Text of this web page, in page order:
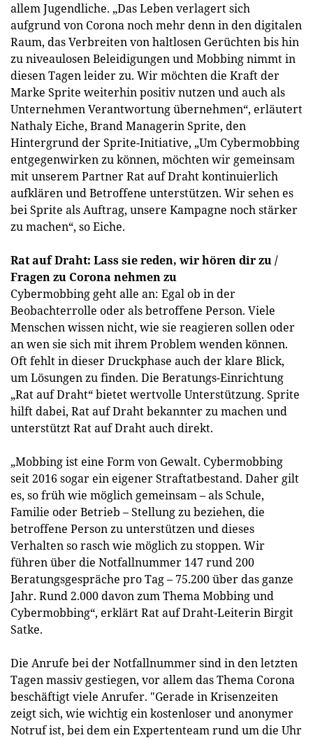
allem Jugendliche. „Das Leben verlagert sich
aufgrund von Corona noch mehr denn in den digitalen
Raum, das Verbreiten von haltlosen Gerüchten bis hin
zu niveaulosen Beleidigungen und Mobbing nimmt in
diesen Tagen leider zu. Wir möchten die Kraft der
Marke Sprite weiterhin positiv nutzen und auch als
Unternehmen Verantwortung übernehmen“, erläutert
Nathaly Eiche, Brand Managerin Sprite, den
Hintergrund der Sprite-Initiative, „Um Cybermobbing
entgegenwirken zu können, möchten wir gemeinsam
mit unserem Partner Rat auf Draht kontinuierlich
aufklären und Betroffene unterstützen. Wir sehen es
bei Sprite als Auftrag, unsere Kampagne noch stärker
zu machen“, so Eiche.
Rat auf Draht: Lass sie reden, wir hören dir zu /
Fragen zu Corona nehmen zu
Cybermobbing geht alle an: Egal ob in der
Beobachterrolle oder als betroffene Person. Viele
Menschen wissen nicht, wie sie reagieren sollen oder
an wen sie sich mit ihrem Problem wenden können.
Oft fehlt in dieser Druckphase auch der klare Blick,
um Lösungen zu finden. Die Beratungs-Einrichtung
„Rat auf Draht“ bietet wertvolle Unterstützung. Sprite
hilft dabei, Rat auf Draht bekannter zu machen und
unterstützt Rat auf Draht auch direkt.
„Mobbing ist eine Form von Gewalt. Cybermobbing
seit 2016 sogar ein eigener Straftatbestand. Daher gilt
es, so früh wie möglich gemeinsam – als Schule,
Familie oder Betrieb – Stellung zu beziehen, die
betroffene Person zu unterstützen und dieses
Verhalten so rasch wie möglich zu stoppen. Wir
führen über die Notfallnummer 147 rund 200
Beratungsgespräche pro Tag – 75.200 über das ganze
Jahr. Rund 2.000 davon zum Thema Mobbing und
Cybermobbing“, erklärt Rat auf Draht-Leiterin Birgit
Satke.
Die Anrufe bei der Notfallnummer sind in den letzten
Tagen massiv gestiegen, vor allem das Thema Corona
beschäftigt viele Anrufer. "Gerade in Krisenzeiten
zeigt sich, wie wichtig ein kostenloser und anonymer
Notruf ist, bei dem ein Expertenteam rund um die Uhr